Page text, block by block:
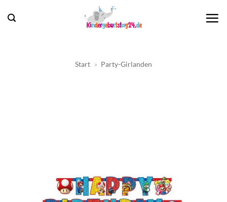
Inhalt
Start » Party-Girlanden